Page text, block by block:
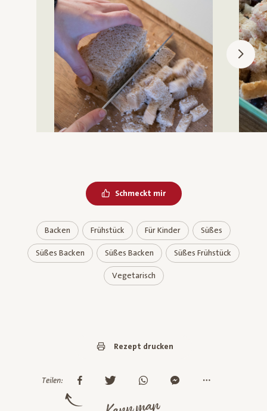
Schmeckt mir
Backen Frühstück Für Kinder Süßes
Süßes Backen Süßes Backen Süßes Frühstück
Vegetarisch
Rezept drucken
Teilen: